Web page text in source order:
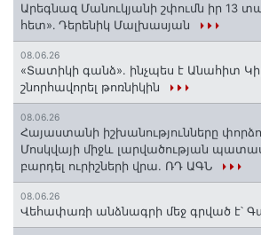
Արեգնազ Մանուկյանի շփումն իր 13
հետ»․ Դերենիկ Մալխասյան
08.06.26
«Տատիկի գանձ». ինչպես է Անահիտ
շնորհավորել թոռնիկին
08.06.26
Հայաստանի իշխանությունները
Մոսկվայի միջև լարվածության
բարդել ուրիշների վրա. ՌԴ ԱԳՆ
08.06.26
Վեհափառի անձնագրի մեջ գրված է՝